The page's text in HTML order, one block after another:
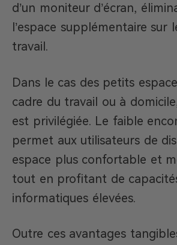
d’un moniteur d’écran,
l’espace supplémentaire sur
travail.
Dans le cas des petits
cadre du travail ou à
est privilégiée. Le faible
permet aux utilisateurs de
espace plus confortable et
tout en profitant de
informatiques élevées.
Outre ces avantages